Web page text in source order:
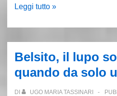
Delitto
menzogne
di
Cristiano
Leggi tutto »
Belsito, il lupo
quando da solo
DI UGO MARIA TASSINARI